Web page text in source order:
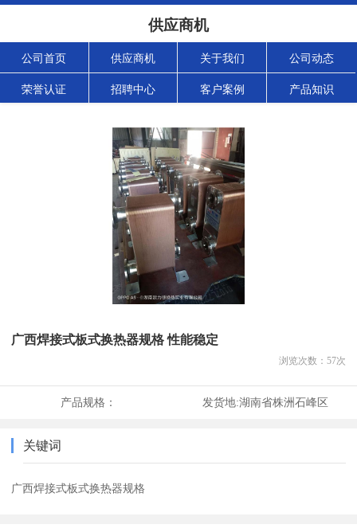
供应商机
公司首页 供应商机 关于我们 公司动态
荣誉认证 招聘中心 客户案例 产品知识
广西焊接式板式换热器规格 性能稳定
浏览次数： 57次
产品规格： 发货地:湖南省株洲石峰区
关键词
广西焊接式板式换热器规格